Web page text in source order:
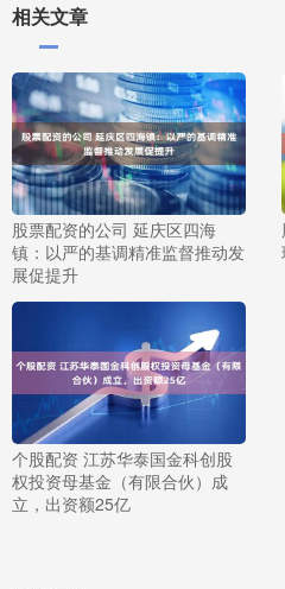
相关文章
股票配资的公司 延庆区四海
镇：以严的基调精准监督推动发
展促提升
个股配资 江苏华泰国金科创股
权投资母基金（有限合伙）成
立，出资额25亿